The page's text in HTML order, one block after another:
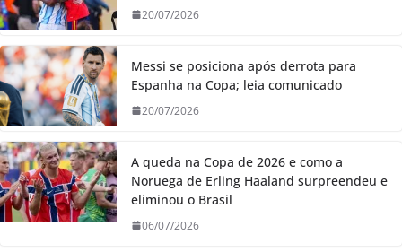
20/07/2026
Messi se posiciona após derrota para
Espanha na Copa; leia comunicado
20/07/2026
A queda na Copa de 2026 e como a
Noruega de Erling Haaland surpreendeu e
eliminou o Brasil
06/07/2026